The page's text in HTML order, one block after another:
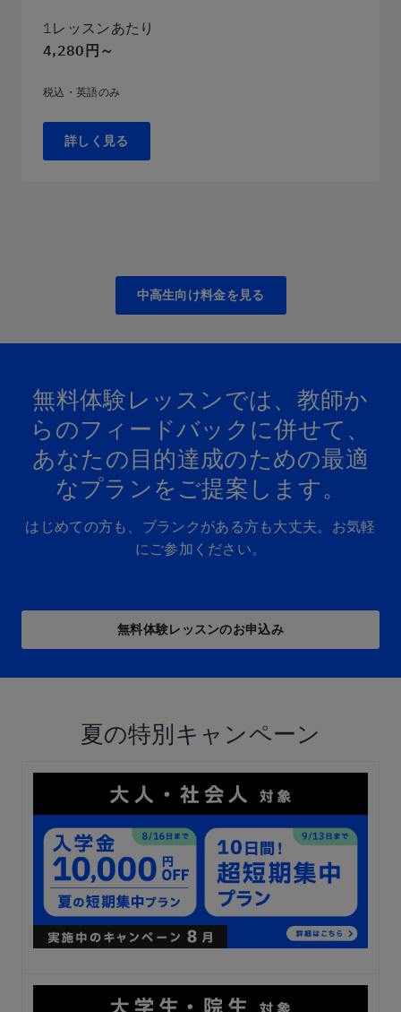
1レッスンあたり
4,280円～
税込・英語のみ
詳しく見る
中高生向け料金を見る
無料体験レッスンでは、​教師か
らの​フィードバックに​併せて、
あなたの​目的達成の​ための​最適
な​プランを​ご提案します。​
はじめての方も、ブランクがある方も大丈夫。お気軽
にご参加ください。
無料体験レッスンの​お申込み
夏の特別キャンペーン